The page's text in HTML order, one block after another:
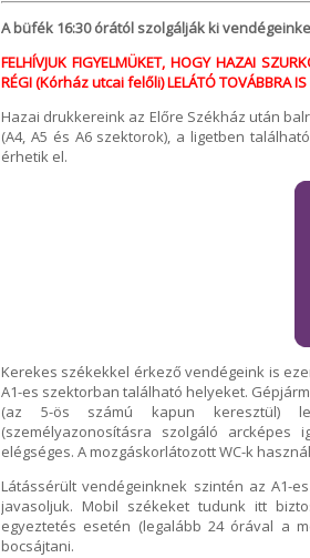
A büfék 16:30 órától szolgálják ki
FELHÍVJUK FIGYELMÜKET, HOGY HAZAI
RÉGI (Kórház utcai felőli) LELÁTÓ TOVÁBBRA IS
Hazai drukkereink az Előre Székház után
(A4, A5 és A6 szektorok), a ligetben
érhetik el.
Kerekes székekkel érkező vendégeink is
A1-es szektorban található helyeket.
(az 5-ös számú kapun keresztül)
(személyazonosításra szolgáló arcképes
elégséges. A mozgáskorlátozott WC-k
Látássérült vendégeinknek szintén az A1-
javasoljuk. Mobil székeket tudunk itt
egyeztetés esetén (legalább 24 órával a
bocsájtani.